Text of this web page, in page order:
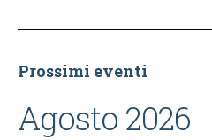
Prossimi eventi
Agosto 2026